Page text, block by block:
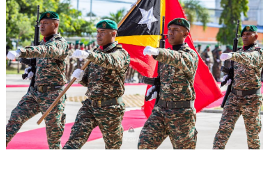
EVENTOS
CONTACTOS
PORTUGUÊS keyboard_arrow_down
TÉTUM
PORTUGUÊS
PRÓXIMOS PROGRAMAS